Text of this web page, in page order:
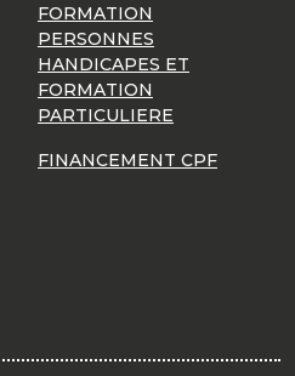
FORMATION
PERSONNES
HANDICAPES ET
FORMATION
PARTICULIERE
FINANCEMENT CPF